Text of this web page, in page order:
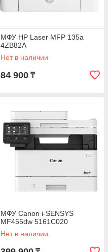
МФУ HP Laser MFP 135a
4ZB82A
Нет в наличии
84 900 ₸
МФУ Canon i-SENSYS
MF455dw 5161C020
Нет в наличии